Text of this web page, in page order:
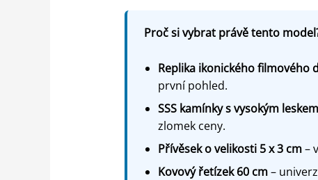
Proč si vybrat právě tento
Replika ikonického filmového
první pohled.
SSS kamínky s vysokým leskem
zlomek ceny.
Přívěsek o velikosti 5 x 3 cm–
Kovový řetízek 60 cm–